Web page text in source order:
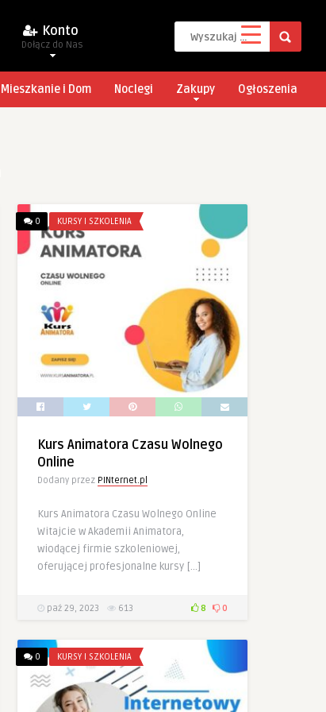
Konto
Dołącz do Nas
Mieszkanie i Dom Noclegi Zakupy Ogłoszenia
0 KURSY I SZKOLENIA
Kurs Animatora Czasu Wolnego
Online
Dodany przez PINternet.pl
Kurs Animatora Czasu Wolnego Online
Witajcie w Akademii Animatora,
wiodącej firmie szkoleniowej,
oferującej profesjonalne kursy […]
paź 29, 2023 613 8 0
0 KURSY I SZKOLENIA